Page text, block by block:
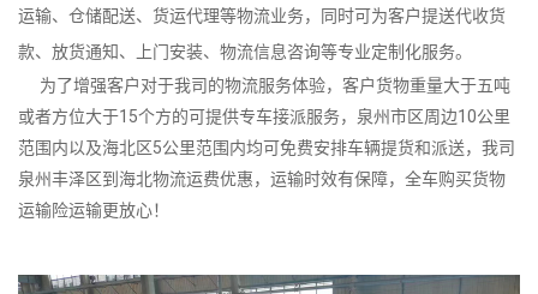
运输、仓储配送、货运代理等物流业务，同时可为客户提送代收货
款、放货通知、上门安装、物流信息咨询等专业定制化服务。
为了增强客户对于我司的物流服务体验，客户货物重量大于五吨
或者方位大于15个方的可提供专车接派服务，泉州市区周边10公里
范围内以及海北区5公里范围内均可免费安排车辆提货和派送，我司
泉州丰泽区到海北物流运费优惠，运输时效有保障，全车购买货物
运输险运输更放心！